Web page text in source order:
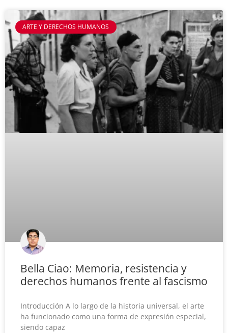
ARTE Y DERECHOS HUMANOS
Bella Ciao: Memoria, resistencia y
derechos humanos frente al fascismo
Introducción A lo largo de la historia universal, el arte
ha funcionado como una forma de expresión especial,
siendo capaz